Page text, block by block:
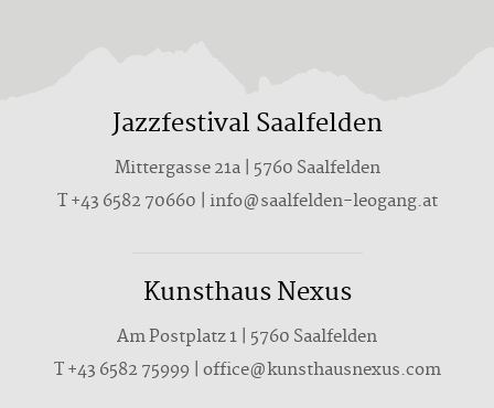
Jazzfestival Saalfelden
Mittergasse 21a | 5760 Saalfelden
T+43 6582 70660 | info@saalfelden-leogang.at
Kunsthaus Nexus
Am Postplatz 1 | 5760 Saalfelden
T+43 6582 75999 | office@kunsthausnexus.com